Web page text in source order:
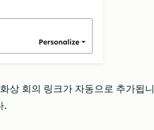
상 회의 링크가 자동으로 추가됩니
.